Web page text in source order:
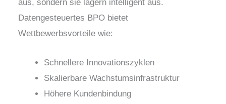
aus, sondern sie lagern intelligent aus.
Datengesteuertes BPO bietet
Wettbewerbsvorteile wie:
Schnellere Innovationszyklen
Skalierbare Wachstumsinfrastruktur
Höhere Kundenbindung